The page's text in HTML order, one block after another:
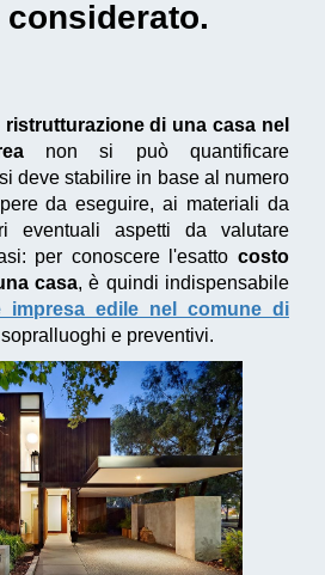
di una casa nel
non si può quantificare
deve stabilire in base al numero
da eseguire, ai materiali da
eventuali aspetti da valutare
per conoscere l'esatto costo
casa, è quindi indispensabile
impresa edile nel comune di
e preventivi.